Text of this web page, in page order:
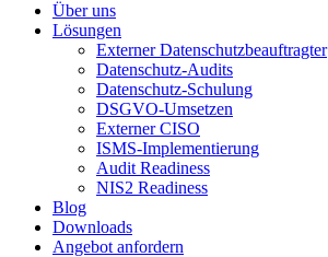
Über uns
Lösungen
Externer Datenschutzbeauftragter
Datenschutz-Audits
Datenschutz-Schulung
DSGVO-Umsetzen
Externer CISO
ISMS-Implementierung
Audit Readiness
NIS2 Readiness
Blog
Downloads
Angebot anfordern